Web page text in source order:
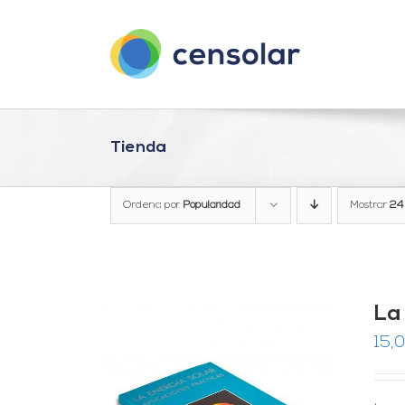
Tienda
Ordena por Popularidad Mostrar 24
La